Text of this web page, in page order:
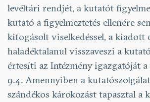
levéltári rendjét, a kutatót
kutató a figyelmeztetés ellenére
kifogásolt viselkedéssel, a
haladéktalanul visszaveszi a
értesíti az Intézmény igazgatóját
9.4. Amennyiben a
szándékos károkozást tapasztal a